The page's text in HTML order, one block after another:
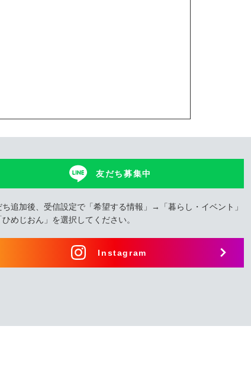
友だち募集中
ち追加後、受信設定で「希望する情報」→「暮らし・イベント」
めじおん」を選択してください。
Instagram